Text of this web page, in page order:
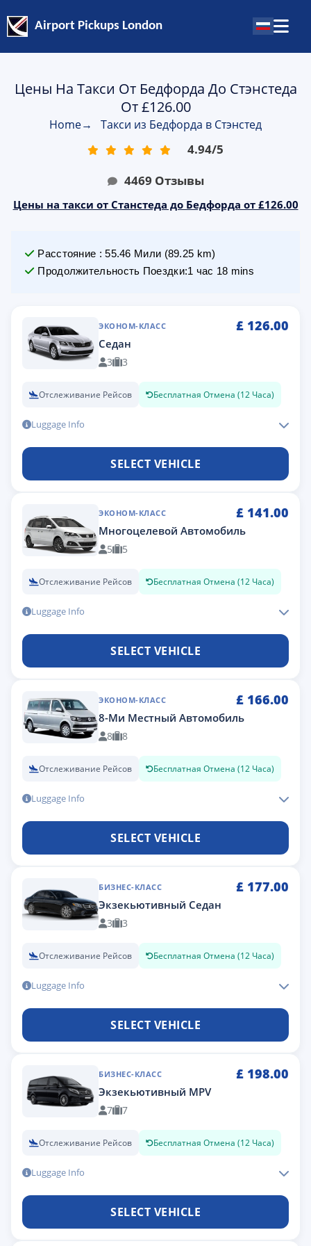
Airport Pickups London
Цены На Такси От Бедфорда До Стэнстеда
От £126.00
Home→ Такси из Бедфорда в Стэнстед
4.94/5
4469 Отзывы
Цены на такси от Станстеда до Бедфорда от £126.00
Расстояние :55.46 Мили (89.25 km)
Продолжительность Поездки:1 час 18 mins
ЭКОНОМ-КЛАСС £ 126.00
Седан
3 3
Отслеживание Рейсов Бесплатная Отмена (12 Часа)
Luggage Info
SELECT VEHICLE
ЭКОНОМ-КЛАСС £ 141.00
Многоцелевой Автомобиль
5 5
Отслеживание Рейсов Бесплатная Отмена (12 Часа)
Luggage Info
SELECT VEHICLE
ЭКОНОМ-КЛАСС £ 166.00
8-Ми Местный Автомобиль
8 8
Отслеживание Рейсов Бесплатная Отмена (12 Часа)
Luggage Info
SELECT VEHICLE
БИЗНЕС-КЛАСС £ 177.00
Экзекьютивный Седан
3 3
Отслеживание Рейсов Бесплатная Отмена (12 Часа)
Luggage Info
SELECT VEHICLE
БИЗНЕС-КЛАСС £ 198.00
Экзекьютивный MPV
7 7
Отслеживание Рейсов Бесплатная Отмена (12 Часа)
Luggage Info
SELECT VEHICLE